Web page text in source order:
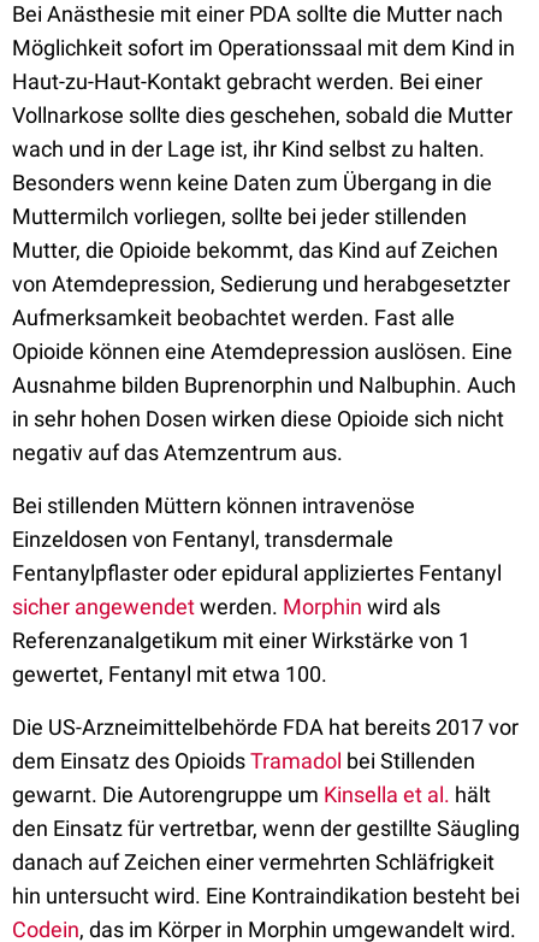
Bei Anästhesie mit einer PDA sollte die Mutter nach
Möglichkeit sofort im Operationssaal mit dem Kind in
Haut-zu-Haut-Kontakt gebracht werden. Bei einer
Vollnarkose sollte dies geschehen, sobald die Mutter
wach und in der Lage ist, ihr Kind selbst zu halten.
Besonders wenn keine Daten zum Übergang in die
Muttermilch vorliegen, sollte bei jeder stillenden
Mutter, die Opioide bekommt, das Kind auf Zeichen
von Atemdepression, Sedierung und herabgesetzter
Aufmerksamkeit beobachtet werden. Fast alle
Opioide können eine Atemdepression auslösen. Eine
Ausnahme bilden Buprenorphin und Nalbuphin. Auch
in sehr hohen Dosen wirken diese Opioide sich nicht
negativ auf das Atemzentrum aus.
Bei stillenden Müttern können intravenöse
Einzeldosen von Fentanyl, transdermale
Fentanylpflaster oder epidural appliziertes Fentanyl
sicher angewendetwerden. Morphin wird als
Referenzanalgetikum mit einer Wirkstärke von 1
gewertet, Fentanyl mit etwa 100.
Die US-Arzneimittelbehörde FDA hat bereits 2017 vor
dem Einsatz des OpioidsTramadol bei Stillenden
gewarnt. Die Autorengruppe um Kinsella et al. hält
den Einsatz für vertretbar, wenn der gestillte Säugling
danach auf Zeichen einer vermehrten Schläfrig­keit
hin untersucht wird. Eine Kontraindikation besteht bei
Codein, das im Körper in Morphin umgewandelt wird.